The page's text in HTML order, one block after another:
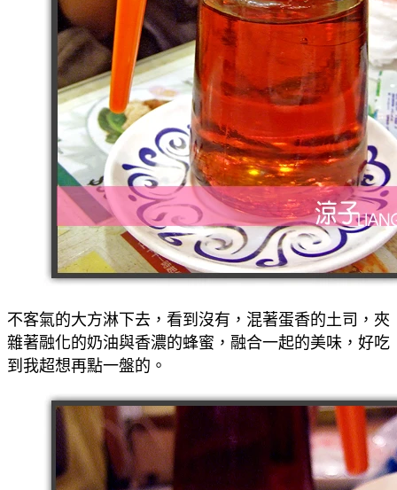
不客氣的大方淋下去，看到沒有，混著蛋香的土司，夾
雜著融化的奶油與香濃的蜂蜜，融合一起的美味，好吃
到我超想再點一盤的。